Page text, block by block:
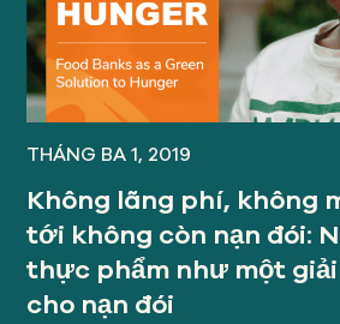
THÁNG BA 1, 2019
Không lãng phí, không
tới không còn nạn đói:
thực phẩm như một
cho nạn đói